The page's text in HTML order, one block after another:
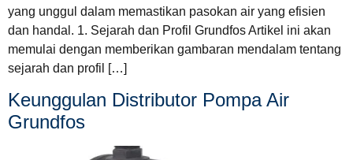
yang unggul dalam memastikan pasokan air yang efisien
dan handal. 1. Sejarah dan Profil Grundfos Artikel ini akan
memulai dengan memberikan gambaran mendalam tentang
sejarah dan profil […]
Keunggulan Distributor Pompa Air
Grundfos